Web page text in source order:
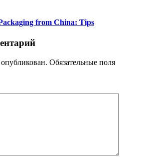
from China: Tips
Обязательные поля